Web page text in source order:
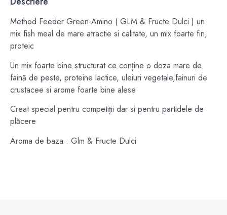
Method Feeder Green-Amino ( GLM & Fructe Dulci ) un
mix fish meal de mare atractie si calitate, un mix foarte fin,
proteic
Un mix foarte bine structurat ce conține o doza mare de
faină de peste, proteine lactice, uleiuri vegetale,fainuri de
crustacee si arome foarte bine alese
Creat special pentru competiții dar si pentru partidele de
plăcere
Aroma de baza : Glm & Fructe Dulci